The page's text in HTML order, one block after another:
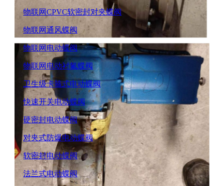
物联网CPVC软密封对夹蝶阀
物联网通风蝶阀
物联网电动蝶阀
物联网电动衬氟蝶阀
卫生级卡箍式电动蝶阀
快速开关电动蝶阀
硬密封电动蝶阀
对夹式防爆电动蝶阀
软密封电动蝶阀
法兰式电动蝶阀